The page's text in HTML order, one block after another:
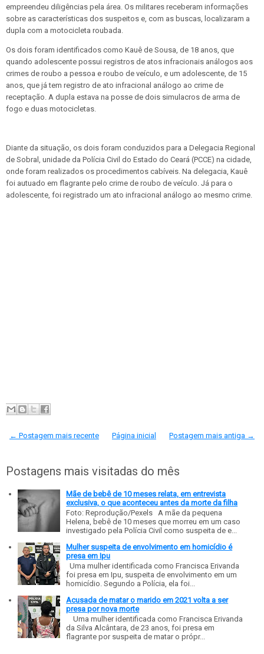
empreendeu diligências pela área. Os militares receberam informações
sobre as características dos suspeitos e, com as buscas, localizaram a
dupla com a motocicleta roubada.
Os dois foram identificados como Kauê de Sousa, de 18 anos, que
quando adolescente possui registros de atos infracionais análogos aos
crimes de roubo a pessoa e roubo de veículo, e um adolescente, de 15
anos, que já tem registro de ato infracional análogo ao crime de
receptação. A dupla estava na posse de dois simulacros de arma de
fogo e duas motocicletas.
Diante da situação, os dois foram conduzidos para a Delegacia Regional
de Sobral, unidade da Polícia Civil do Estado do Ceará (PCCE) na cidade,
onde foram realizados os procedimentos cabíveis. Na delegacia, Kauê
foi autuado em flagrante pelo crime de roubo de veículo. Já para o
adolescente, foi registrado um ato infracional análogo ao mesmo crime.
← Postagem mais recente Postagem mais antiga →
Página inicial
Postagens mais visitadas do mês
Mãe de bebê de 10 meses relata, em entrevista
exclusiva, o que aconteceu antes da morte da filha
Foto: Reprodução/Pexels A mãe da pequena
Helena, bebê de 10 meses que morreu em um caso
investigado pela Polícia Civil como suspeita de e...
Mulher suspeita de envolvimento em homicídio é
presa em Ipu
Uma mulher identificada como Francisca Erivanda
foi presa em Ipu, suspeita de envolvimento em um
homicídio. Segundo a Polícia, ela foi...
Acusada de matar o marido em 2021 volta a ser
presa por nova morte
Uma mulher identificada como Francisca Erivanda
da Silva Alcântara, de 23 anos, foi presa em
flagrante por suspeita de matar o própr...